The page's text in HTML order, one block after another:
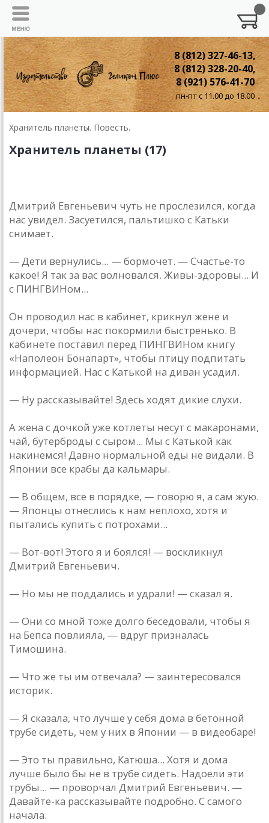
8 (812) 327-46-13,
8 (812) 328-20-40,
8 (921) 576-41-70
пн-пт с 11.00 до 18.00
Хранитель планеты. Повесть.
Хранитель планеты (17)
Дмитрий Евгеньевич чуть не прослезился, когда
нас увидел. Засуетился, пальтишко с Катьки
снимает.
— Дети вернулись... — бормочет. — Счастье-то
какое! Я так за вас волновался. Живы-здоровы... И
с ПИНГВИНом...
Он проводил нас в кабинет, крикнул жене и
дочери, чтобы нас покормили быстренько. В
кабинете поставил перед ПИНГВИНом книгу
«Наполеон Бонапарт», чтобы птицу подпитать
информацией. Нас с Катькой на диван усадил.
— Ну рассказывайте! Здесь ходят дикие слухи.
А жена с дочкой уже котлеты несут с макаронами,
чай, бутерброды с сыром... Мы с Катькой как
накинемся! Давно нормальной еды не видали. В
Японии все крабы да кальмары.
— В общем, все в порядке, — говорю я, а сам жую.
— Японцы отнеслись к нам неплохо, хотя и
пытались купить с потрохами...
— Вот-вот! Этого я и боялся! — воскликнул
Дмитрий Евгеньевич.
— Но мы не поддались и удрали! — сказал я.
— Они со мной тоже долго беседовали, чтобы я
на Бепса повлияла, — вдруг призналась
Тимошина.
— Что же ты им отвечала? — заинтересовался
историк.
— Я сказала, что лучше у себя дома в бетонной
трубе сидеть, чем у них в Японии — в видеобаре!
— Это ты правильно, Катюша... Хотя и дома
лучше было бы не в трубе сидеть. Надоели эти
трубы... — проворчал Дмитрий Евгеньевич. —
Давайте-ка рассказывайте подробно. С самого
начала.